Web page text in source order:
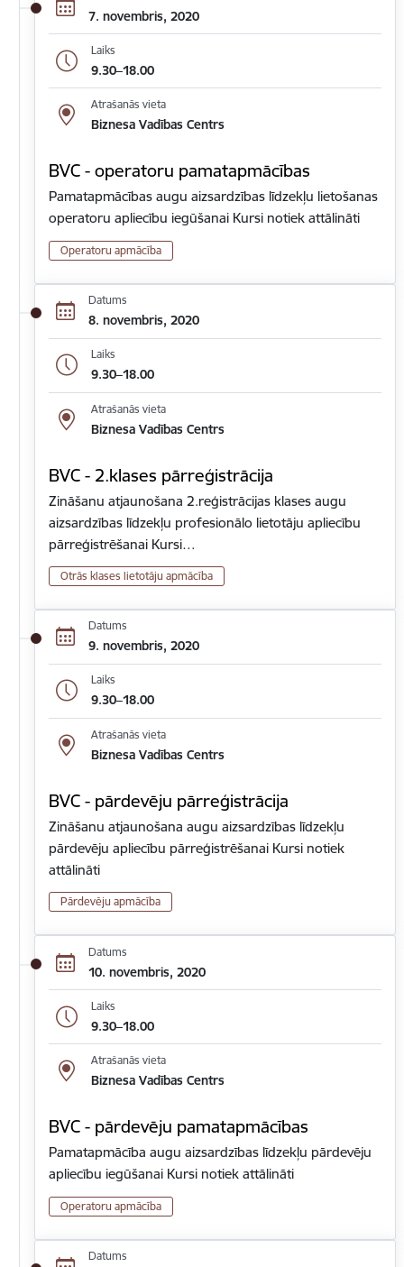
7. novembris, 2020
Laiks
9.30–18.00
Atrašanās vieta
Biznesa Vadības Centrs
BVC - operatoru pamatapmācības
Pamatapmācības augu aizsardzības līdzekļu lietošanas
operatoru apliecību iegūšanai Kursi notiek attālināti
Operatoru apmācība
Datums
8. novembris, 2020
Laiks
9.30–18.00
Atrašanās vieta
Biznesa Vadības Centrs
BVC - 2.klases pārreģistrācija
Zināšanu atjaunošana 2.reģistrācijas klases augu
aizsardzības līdzekļu profesionālo lietotāju apliecību
pārreģistrēšanai Kursi…
Otrās klases lietotāju apmācība
Datums
9. novembris, 2020
Laiks
9.30–18.00
Atrašanās vieta
Biznesa Vadības Centrs
BVC - pārdevēju pārreģistrācija
Zināšanu atjaunošana augu aizsardzības līdzekļu
pārdevēju apliecību pārreģistrēšanai Kursi notiek
attālināti
Pārdevēju apmācība
Datums
10. novembris, 2020
Laiks
9.30–18.00
Atrašanās vieta
Biznesa Vadības Centrs
BVC - pārdevēju pamatapmācības
Pamatapmācība augu aizsardzības līdzekļu pārdevēju
apliecību iegūšanai Kursi notiek attālināti
Operatoru apmācība
Datums